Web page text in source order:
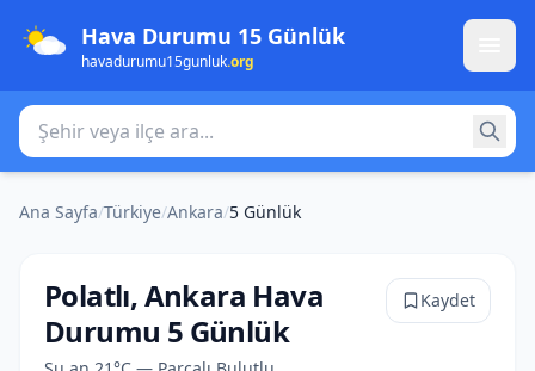
Hava Durumu 15 Günlük
havadurumu15gunluk.org
Şehir veya ilçe ara
Ana Sayfa/Türkiye/Ankara/5 Günlük
Polatlı, Ankara Hava
Durumu 5 Günlük
Kaydet